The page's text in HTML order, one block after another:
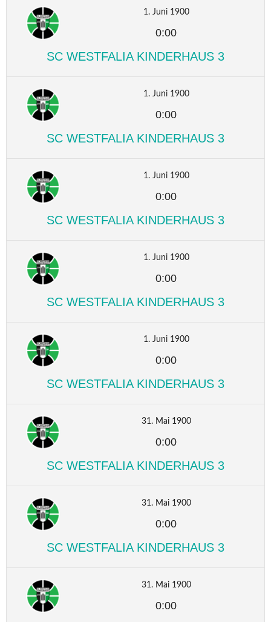
1. Juni 1900
0:00
SC WESTFALIA KINDERHAUS 3
1. Juni 1900
0:00
SC WESTFALIA KINDERHAUS 3
1. Juni 1900
0:00
SC WESTFALIA KINDERHAUS 3
1. Juni 1900
0:00
SC WESTFALIA KINDERHAUS 3
1. Juni 1900
0:00
SC WESTFALIA KINDERHAUS 3
31. Mai 1900
0:00
SC WESTFALIA KINDERHAUS 3
31. Mai 1900
0:00
SC WESTFALIA KINDERHAUS 3
31. Mai 1900
0:00